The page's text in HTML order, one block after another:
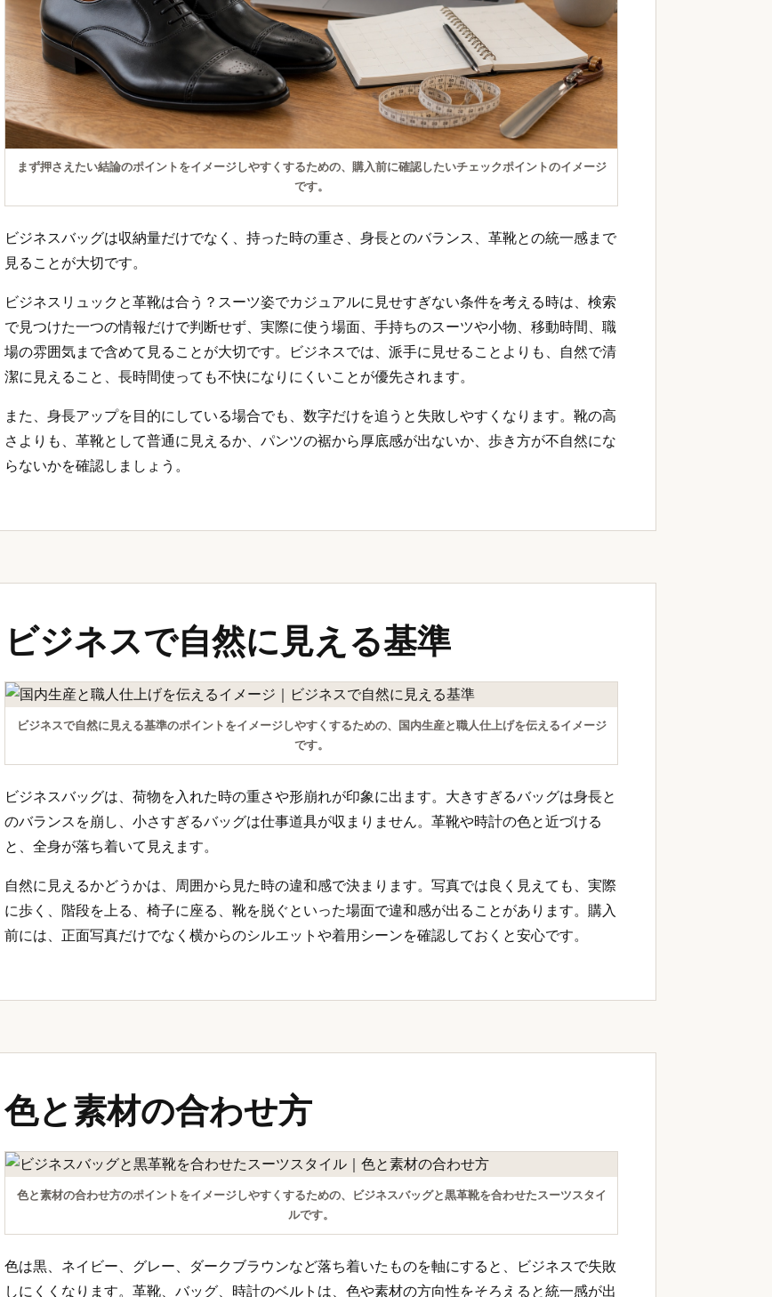
まず押さえたい結論のポイントをイメージしやすくするための、購入前に確認したいチェックポイントのイメージ
です。
ビジネスバッグは収納量だけでなく、持った時の重さ、身長とのバランス、革靴との統一感まで
見ることが大切です。
ビジネスリュックと革靴は合う？スーツ姿でカジュアルに見せすぎない条件を考える時は、検索
で見つけた一つの情報だけで判断せず、実際に使う場面、手持ちのスーツや小物、移動時間、職
場の雰囲気まで含めて見ることが大切です。ビジネスでは、派手に見せることよりも、自然で清
潔に見えること、長時間使っても不快になりにくいことが優先されます。
また、身長アップを目的にしている場合でも、数字だけを追うと失敗しやすくなります。靴の高
さよりも、革靴として普通に見えるか、パンツの裾から厚底感が出ないか、歩き方が不自然にな
らないかを確認しましょう。
ビジネスで自然に見える基準
ビジネスで自然に見える基準のポイントをイメージしやすくするための、国内生産と職人仕上げを伝えるイメージ
です。
ビジネスバッグは、荷物を入れた時の重さや形崩れが印象に出ます。大きすぎるバッグは身長と
のバランスを崩し、小さすぎるバッグは仕事道具が収まりません。革靴や時計の色と近づける
と、全身が落ち着いて見えます。
自然に見えるかどうかは、周囲から見た時の違和感で決まります。写真では良く見えても、実際
に歩く、階段を上る、椅子に座る、靴を脱ぐといった場面で違和感が出ることがあります。購入
前には、正面写真だけでなく横からのシルエットや着用シーンを確認しておくと安心です。
色と素材の合わせ方
色と素材の合わせ方のポイントをイメージしやすくするための、ビジネスバッグと黒革靴を合わせたスーツスタイ
ルです。
色は黒、ネイビー、グレー、ダークブラウンなど落ち着いたものを軸にすると、ビジネスで失敗
しにくくなります。革靴、バッグ、時計のベルトは、色や素材の方向性をそろえると統一感が出